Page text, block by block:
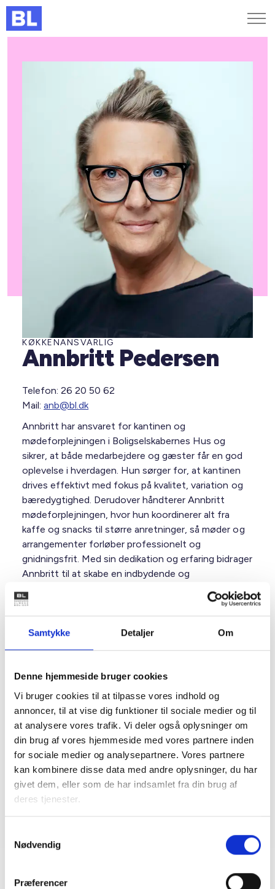
Samtykke Detaljer Om
Denne hjemmeside bruger cookies
Vi bruger cookies til at tilpasse vores indhold og
annoncer, til at vise dig funktioner til sociale medier og til
at analysere vores trafik. Vi deler også oplysninger om
din brug af vores hjemmeside med vores partnere inden
for sociale medier og analysepartnere. Vores partnere
kan kombinere disse data med andre oplysninger, du har
givet dem, eller som de har indsamlet fra din brug af
deres tjenester.
Nødvendig
Præferencer
Genveje
Kurser og arrangementer
KØKKENANSVARLIG
Annbritt Pedersen
Telefon: 26 20 50 62
Mail:anb@bl.dk
Annbritt har ansvaret for kantinen og
mødeforplejningen i Boligselskabernes Hus og
sikrer, at både medarbejdere og gæster får en god
oplevelse i hverdagen. Hun sørger for, at kantinen
drives effektivt med fokus på kvalitet, variation og
bæredygtighed. Derudover håndterer Annbritt
mødeforplejningen, hvor hun koordinerer alt fra
kaffe og snacks til større anretninger, så møder og
arrangementer forløber professionelt og
gnidningsfrit. Med sin dedikation og erfaring bidrager
Annbritt til at skabe en indbydende og
velfungerende kantine, hvor både medarbejdere og
gæster kan nyde et sundt og lækkert måltid i en god
atmosfære.
Facility
Facility-afdelingen i Boligselskabernes Hus har ansvaret for
drift, vedligeholdelse og servicefunktioner, der sikrer en
velfungerende og attraktiv arbejdsplads. Afdelingen
arbejder for at skabe de bedste fysiske rammer for husets
medarbejdere og gæster.